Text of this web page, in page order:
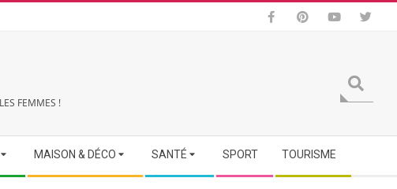
FEMMES !
MAISON & DÉCO SANTÉ SPORT TOURISME